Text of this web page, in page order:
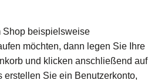
Shop beispielsweise
möchten, dann legen Sie Ihre
und klicken anschließend auf
erstellen Sie ein Benutzerkonto,